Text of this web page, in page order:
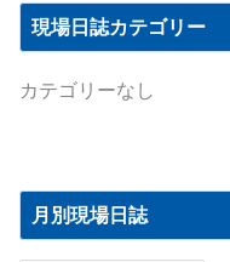
現場日誌カテゴリー
カテゴリーなし
月別現場日誌
現